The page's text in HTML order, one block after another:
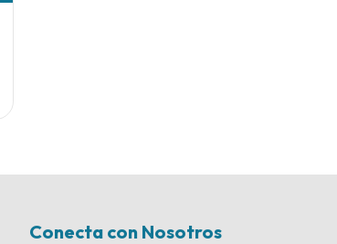
Conecta con Nosotros